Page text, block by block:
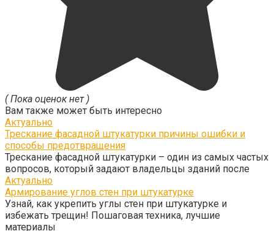
( Пока оценок нет )
Вам также может быть интересно
Актуально
Трескание фасадной штукатурки причины ошибки и
способы предотвращения
Трескание фасадной штукатурки – один из самых частых
вопросов, который задают владельцы зданий после
Актуально
Армирование углов стен при штукатурке
Узнай, как укрепить углы стен при штукатурке и
избежать трещин! Пошаговая техника, лучшие
материалы